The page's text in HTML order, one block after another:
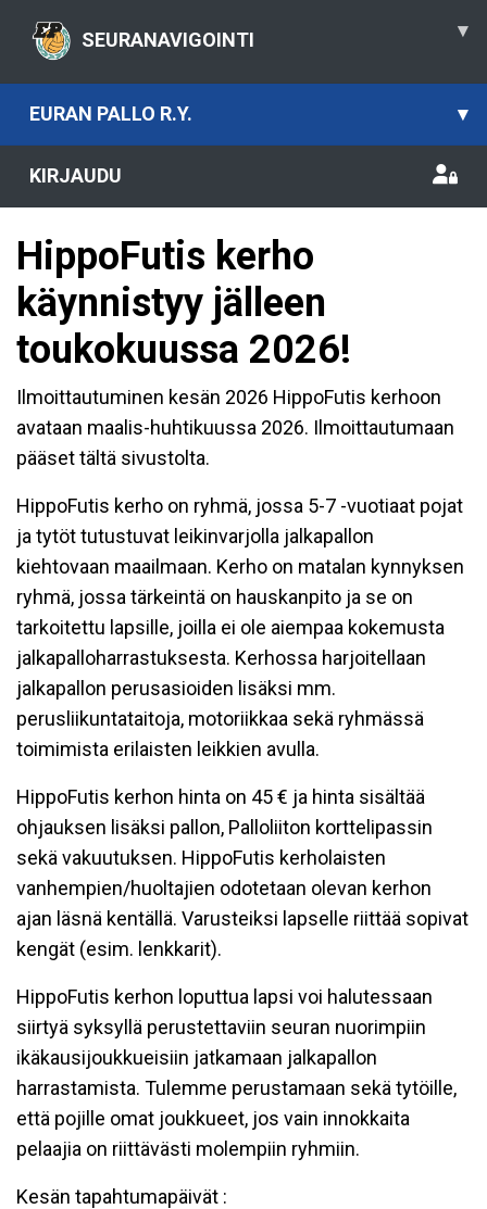
SEURANAVIGOINTI ▾
EURAN PALLO R.Y. ▾
KIRJAUDU
HippoFutis kerho
käynnistyy jälleen
toukokuussa 2026!
Ilmoittautuminen kesän 2026 HippoFutis kerhoon
avataan maalis-huhtikuussa 2026. Ilmoittautumaan
pääset tältä sivustolta.
HippoFutis kerho on ryhmä, jossa 5-7 -vuotiaat pojat
ja tytöt tutustuvat leikinvarjolla jalkapallon
kiehtovaan maailmaan. Kerho on matalan kynnyksen
ryhmä, jossa tärkeintä on hauskanpito ja se on
tarkoitettu lapsille, joilla ei ole aiempaa kokemusta
jalkapalloharrastuksesta. Kerhossa harjoitellaan
jalkapallon perusasioiden lisäksi mm.
perusliikuntataitoja, motoriikkaa sekä ryhmässä
toimimista erilaisten leikkien avulla.
HippoFutis kerhon hinta on 45 € ja hinta sisältää
ohjauksen lisäksi pallon, Palloliiton korttelipassin
sekä vakuutuksen. HippoFutis kerholaisten
vanhempien/huoltajien odotetaan olevan kerhon
ajan läsnä kentällä. Varusteiksi lapselle riittää sopivat
kengät (esim. lenkkarit).
HippoFutis kerhon loputtua lapsi voi halutessaan
siirtyä syksyllä perustettaviin seuran nuorimpiin
ikäkausijoukkueisiin jatkamaan jalkapallon
harrastamista. Tulemme perustamaan sekä tytöille,
että pojille omat joukkueet, jos vain innokkaita
pelaajia on riittävästi molempiin ryhmiin.
Kesän tapahtumapäivät :